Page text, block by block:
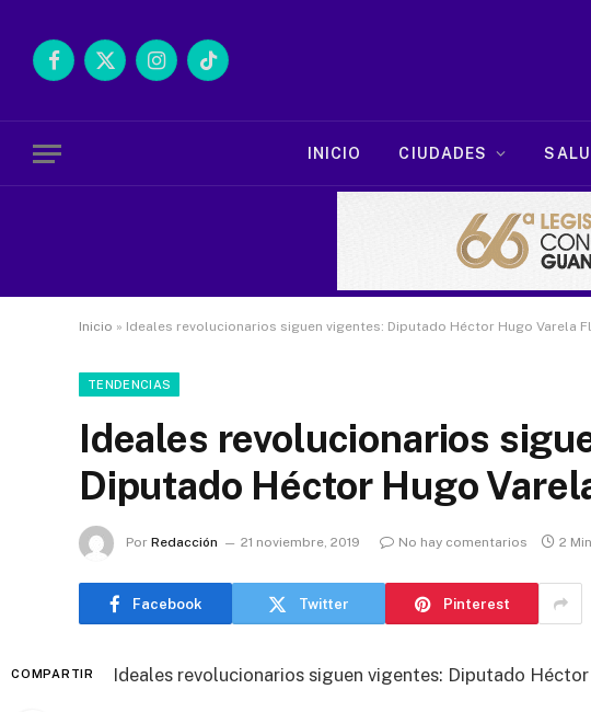
Facebook
X
InstagramTikTok
INICIO CIUDADES
Inicio » Ideales revolucionarios siguen vigentes: Diputado Héctor Hugo Varela
TENDENCIAS
Ideales revolucionarios
Diputado Héctor Hugo
Por Redacción 21 noviembre, 2019 No hay comentarios 2
Facebook Twitter Pinterest
COMPARTIR Ideales revolucionarios siguen vigentes: Diputado